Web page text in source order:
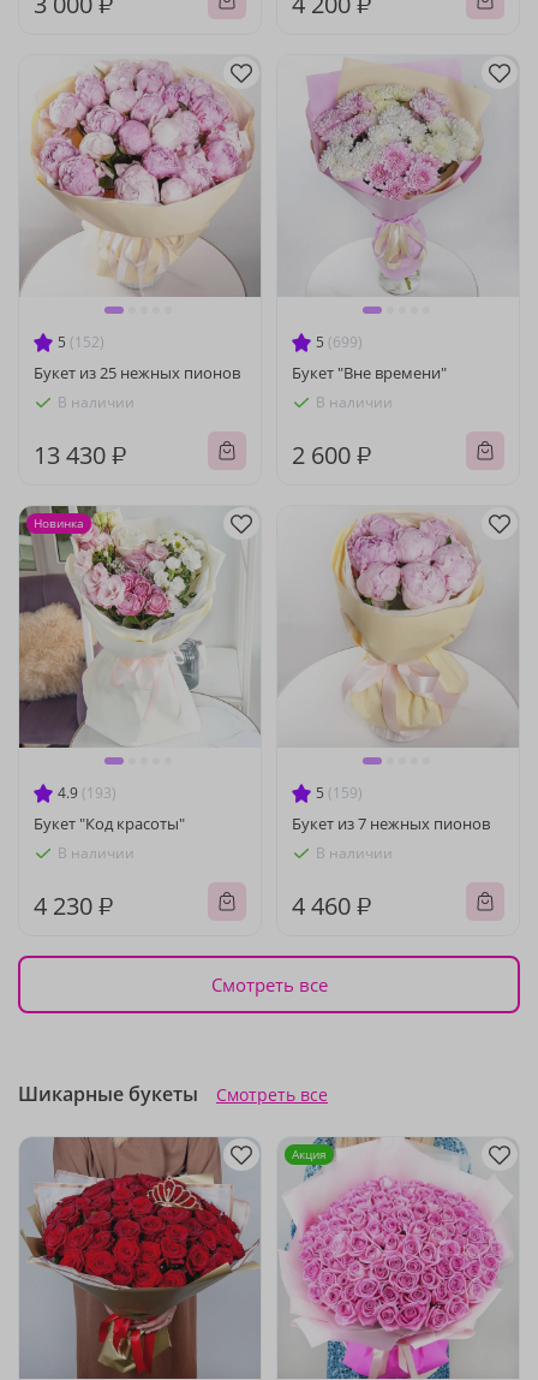
5 (152)
Букет из 25 нежных пионов
В наличии
13 430 ₽
5 (699)
Букет "Вне времени"
В наличии
2 600 ₽
4.9 (193)
Букет "Код красоты"
В наличии
4 230 ₽
Новинка
5 (159)
Букет из 7 нежных пионов
В наличии
4 460 ₽
Смотреть все
Шикарные букеты Смотреть все
Акция